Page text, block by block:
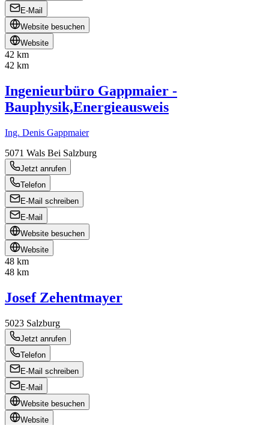
E-Mail
Website besuchen
Website
42 km
42 km
Ingenieurbüro Gappmaier -
Bauphysik,Energieausweis
Ing. Denis Gappmaier
5071 Wals Bei Salzburg
Jetzt anrufen
Telefon
E-Mail schreiben
E-Mail
Website besuchen
Website
48 km
48 km
Josef Zehentmayer
5023 Salzburg
Jetzt anrufen
Telefon
E-Mail schreiben
E-Mail
Website besuchen
Website